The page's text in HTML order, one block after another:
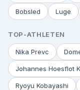
Bobsled Luge
TOP-ATHLETEN
Nika Prevc
Johannes Hoesflot
Ryoyu Kobayashi